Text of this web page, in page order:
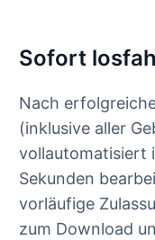
Sofort
Nach
(inklusive aller
vollautomatisiert
Sekunden
vorläufige
zum Download